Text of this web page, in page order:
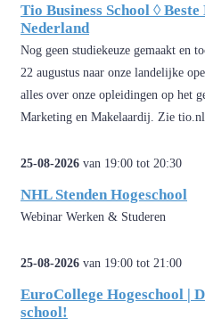
Tio Business School ◊
Nederland
Nog geen studiekeuze gemaakt en
22 augustus naar onze landelijke
alles over onze opleidingen op het
Marketing en Makelaardij. Zie
25-08-2026 van 19:00 tot 20:30
NHL Stenden Hogeschool
Webinar Werken & Studeren
25-08-2026 van 19:00 tot 21:00
EuroCollege Hogeschool |
school!